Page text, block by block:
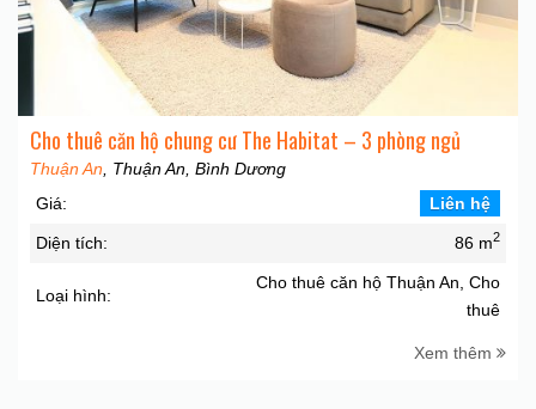
Cho thuê căn hộ chung cư The Habitat – 3 phòng ngủ
Thuận An , Thuận An, Bình Dương
Giá:
Liên hệ
Diện tích: 86 m2
Loại hình:
Cho thuê căn hộ Thuận An, Cho
thuê
Xem thêm